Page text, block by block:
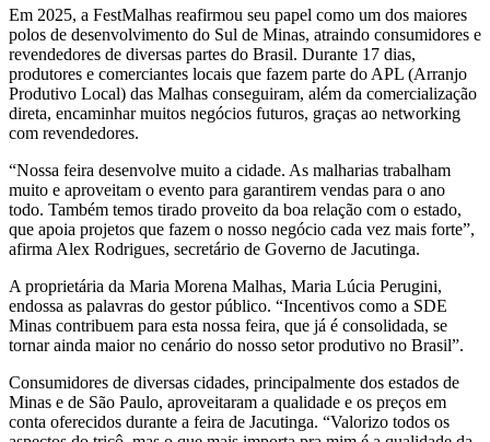
Em 2025, a FestMalhas reafirmou seu papel como um dos maiores
polos de desenvolvimento do Sul de Minas, atraindo consumidores e
revendedores de diversas partes do Brasil. Durante 17 dias,
produtores e comerciantes locais que fazem parte do APL (Arranjo
Produtivo Local) das Malhas conseguiram, além da comercialização
direta, encaminhar muitos negócios futuros, graças ao networking
com revendedores.
“Nossa feira desenvolve muito a cidade. As malharias trabalham
muito e aproveitam o evento para garantirem vendas para o ano
todo. Também temos tirado proveito da boa relação com o estado,
que apoia projetos que fazem o nosso negócio cada vez mais forte”,
afirma Alex Rodrigues, secretário de Governo de Jacutinga.
A proprietária da Maria Morena Malhas, Maria Lúcia Perugini,
endossa as palavras do gestor público. “Incentivos como a SDE
Minas contribuem para esta nossa feira, que já é consolidada, se
tornar ainda maior no cenário do nosso setor produtivo no Brasil”.
Consumidores de diversas cidades, principalmente dos estados de
Minas e de São Paulo, aproveitaram a qualidade e os preços em
conta oferecidos durante a feira de Jacutinga. “Valorizo todos os